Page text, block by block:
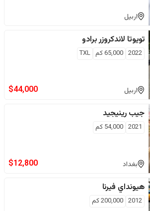
اربيل
تويوتا لاندكروزر برادو
2022
65,000كم TXL
اربيل $44,000
جيب رينيجيد
2021
54,000 كم
بغداد $12,800
هيونداي فيرنا
2012
200,000كم